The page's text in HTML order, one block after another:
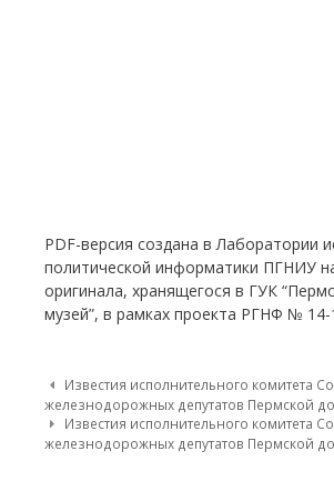
PDF-версия создана в Лаборатории
политической информатики ПГНИУ
оригинала, хранящегося в ГУК
музей”, в рамках проекта РГНФ № 14-
Post navigation
Известия исполнительного комитета
железнодорожных депутатов Пермской
Известия исполнительного комитета
железнодорожных депутатов Пермской